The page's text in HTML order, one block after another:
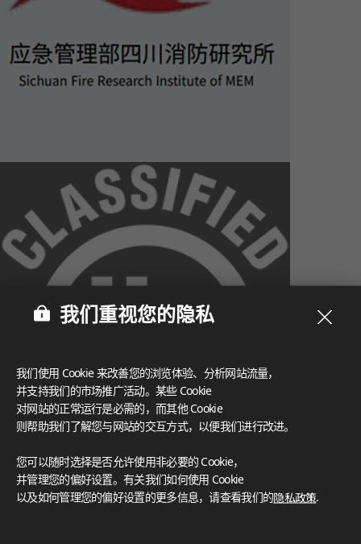
What These Certifications Mean
灵感画廊
我们重视您的隐私
我们使用 Cookie 来改善您的浏览体验、分析网站流量，
并支持我们的市场推广活动。某些 Cookie
对网站的正常运行是必需的，而其他 Cookie
则帮助我们了解您与网站的交互方式，以便我们进行改进。
您可以随时选择是否允许使用非必要的 Cookie，
并管理您的偏好设置。有关我们如何使用 Cookie
以及如何管理您的偏好设置的更多信息，请查看我们的隐私政策.